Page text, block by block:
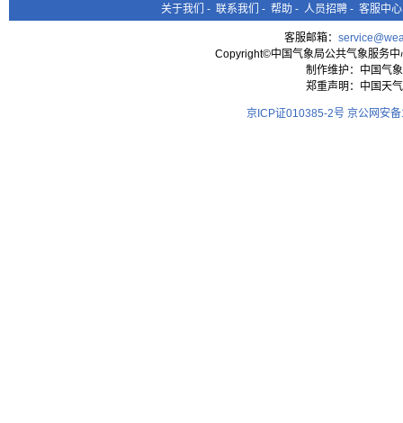
关于我们 - 联系我们 - 帮助 - 人员招聘 - 客服中心
客服邮箱：
Copyright©中国气象局公共气象服务
制作维护：中国气
郑重声明：中国天
京ICP证010385-2号 京公网安